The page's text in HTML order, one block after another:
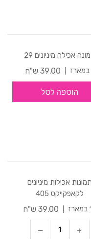
אכילה מיניונים 29
39.00 ש"ח
הוספה לסל
תמונות אכילות מיניונים
לקאפקייקס 405
39.00 ש"ח